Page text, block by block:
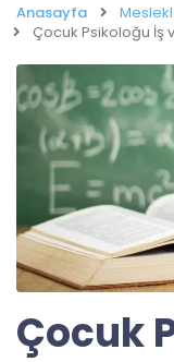
Anasayfa
Çocuk Psikoloğu İş
Çocuk